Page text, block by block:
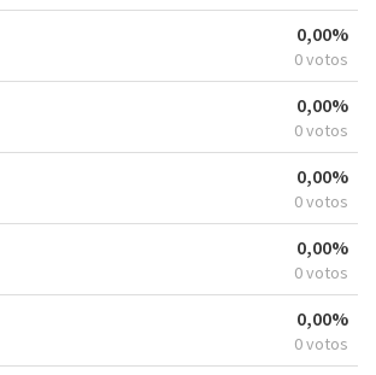
0,00%
0 votos
0,00%
0 votos
0,00%
0 votos
0,00%
0 votos
0,00%
0 votos